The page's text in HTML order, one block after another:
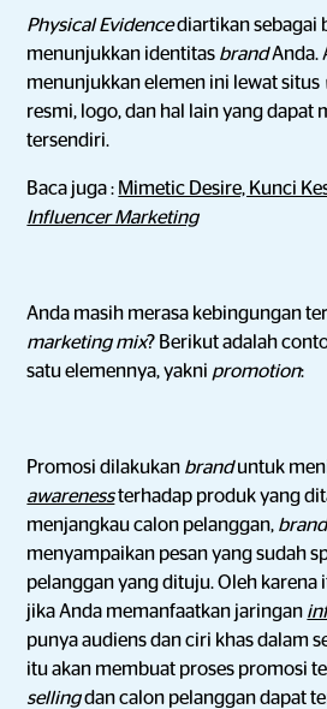
Physical Evidencediartikan sebagai
menunjukkan identitas brandAnda.
menunjukkan elemen ini lewat situs
resmi, logo, dan hal lain yang dapat
tersendiri.
Baca juga : Mimetic Desire, Kunci
Influencer Marketing
Anda masih merasa kebingungan
marketing mix? Berikut adalah
satu elemennya, yakni promotion:
Promosi dilakukan branduntuk
awarenessterhadap produk yang
menjangkau calon pelanggan,
menyampaikan pesan yang sudah
pelanggan yang dituju. Oleh karena
jika Anda memanfaatkan jaringan
punya audiens dan ciri khas dalam
itu akan membuat proses promosi
sellingdan calon pelanggan dapat